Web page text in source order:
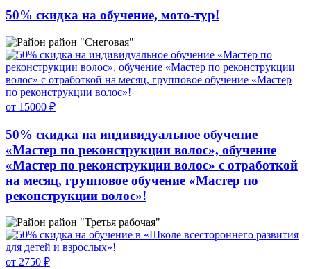
50% скидка на обучение, мото-тур!
район "Снеговая"
от 15000 ₽
50% скидка на индивидуальное обучение
«Мастер по реконструкции волос», обучение
«Мастер по реконструкции волос» с отработкой
на месяц, групповое обучение «Мастер по
реконструкции волос»!
район "Третья рабочая"
от 2750 ₽